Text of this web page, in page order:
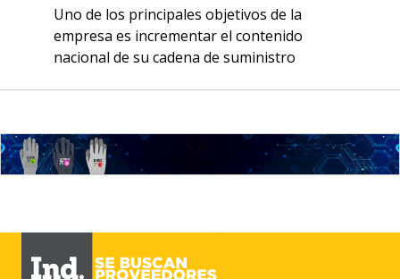
Uno de los principales objetivos de la
empresa es incrementar el contenido
nacional de su cadena de suministro